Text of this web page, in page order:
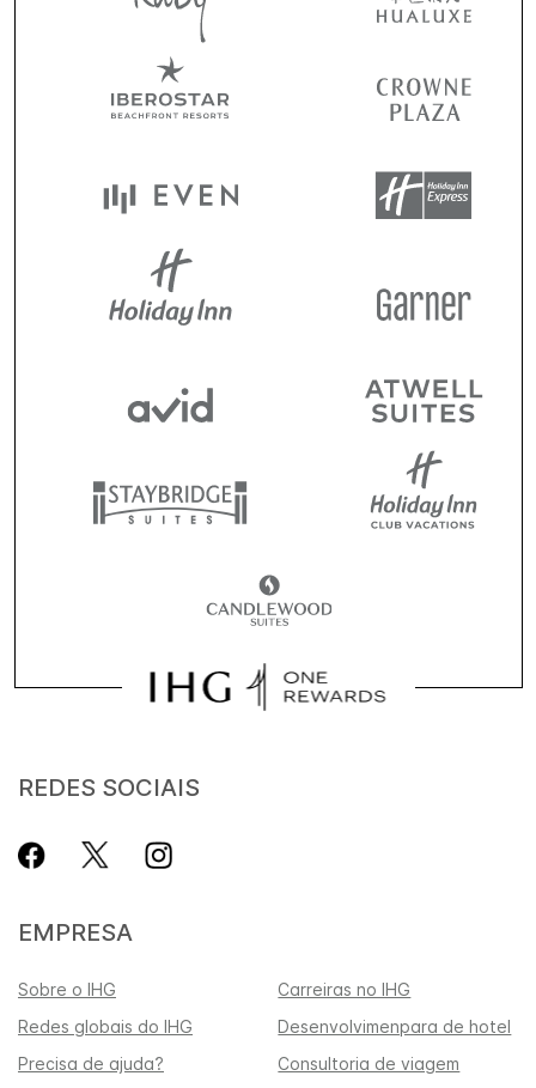
REDES SOCIAIS
EMPRESA
Sobre o IHG
Carreiras no IHG
Redes globais do IHG
Desenvolvimenpara de hotel
Precisa de ajuda?
Consultoria de viagem